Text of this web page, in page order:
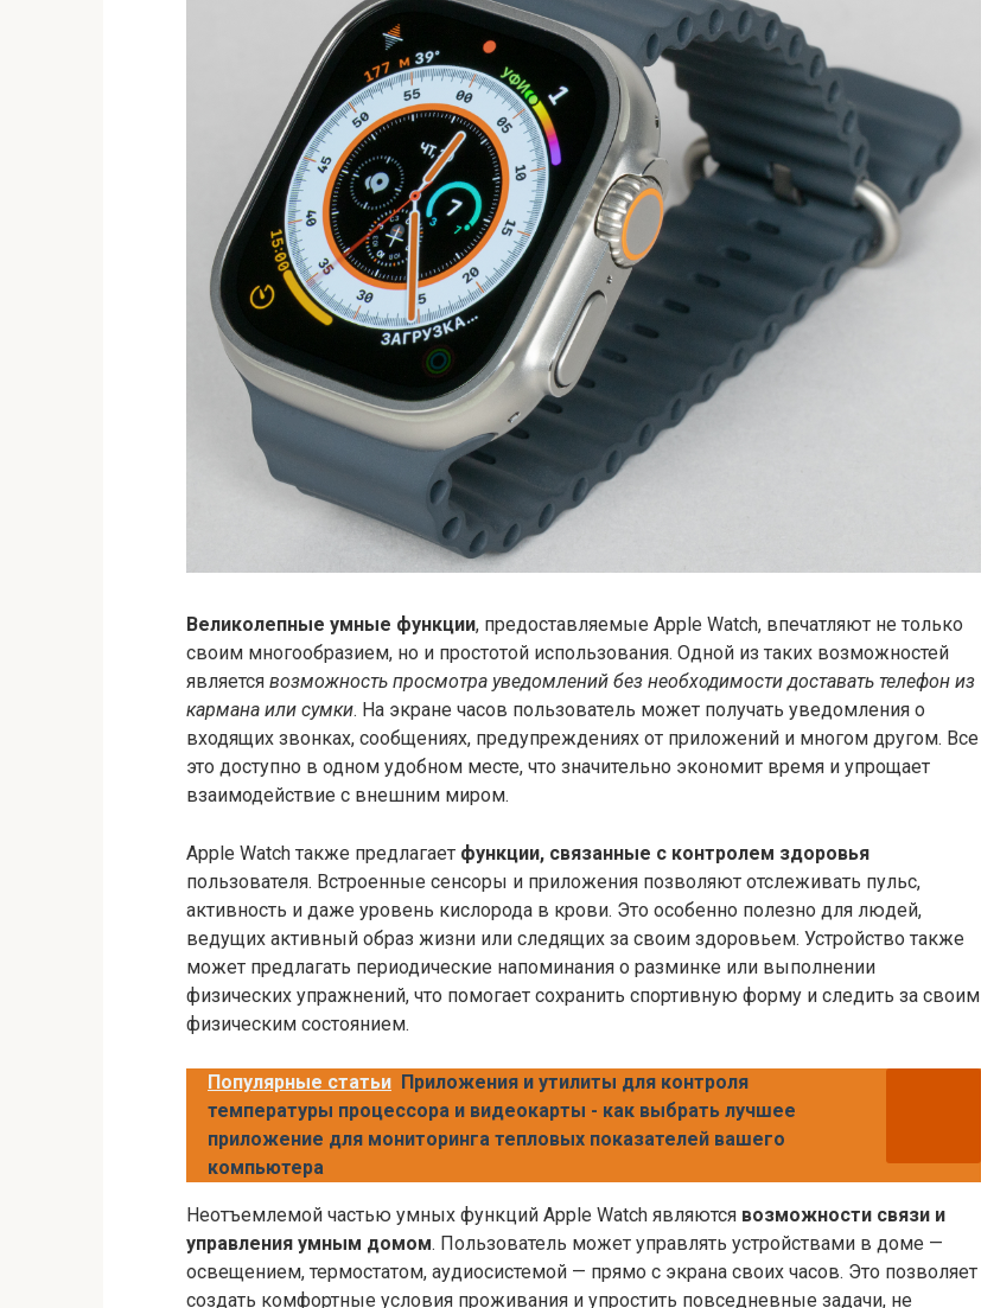
Великолепные умные функции, предоставляемые Apple Watch, впечатляют не только
своим многообразием, но и простотой использования. Одной из таких возможностей
является возможность просмотра уведомлений без необходимости доставать телефон из
кармана или сумки. На экране часов пользователь может получать уведомления о
входящих звонках, сообщениях, предупреждениях от приложений и многом другом. Все
это доступно в одном удобном месте, что значительно экономит время и упрощает
взаимодействие с внешним миром.
Apple Watch также предлагает функции, связанные с контролем здоровья
пользователя. Встроенные сенсоры и приложения позволяют отслеживать пульс,
активность и даже уровень кислорода в крови. Это особенно полезно для людей,
ведущих активный образ жизни или следящих за своим здоровьем. Устройство также
может предлагать периодические напоминания о разминке или выполнении
физических упражнений, что помогает сохранить спортивную форму и следить за своим
физическим состоянием.
Популярные статьи Приложения и утилиты для контроля
температуры процессора и видеокарты - как выбрать лучшее
приложение для мониторинга тепловых показателей вашего
компьютера
Неотъемлемой частью умных функций Apple Watch являются возможности связи и
управления умным домом. Пользователь может управлять устройствами в доме —
освещением, термостатом, аудиосистемой — прямо с экрана своих часов. Это позволяет
создать комфортные условия проживания и упростить повседневные задачи, не